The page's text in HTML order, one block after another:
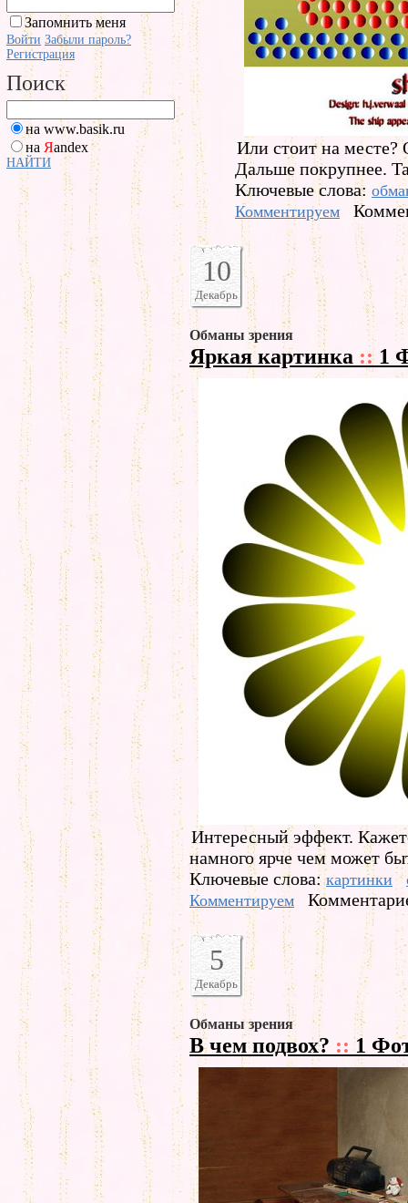
Запомнить меня
Войти Забыли пароль?
Регистрация
Поиск
на www.basik.ru
на Яandex
НАЙТИ
Или стоит на месте?
Дальше покрупнее.
Ключевые слова:
Комментируем
10
Декабрь
Обманы зрения
Яркая картинка ::1
Интересный эффект.
намного ярче чем может
Ключевые слова:картинки
Комментируем
5
Декабрь
Обманы зрения
В чем подвох? :: 1